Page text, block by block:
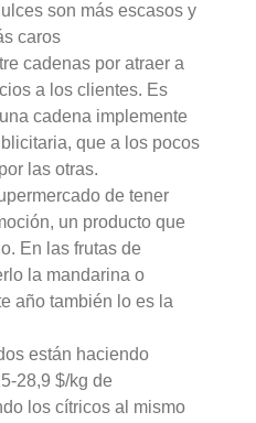
son más escasos y
caros
cadenas por atraer a
a los clientes. Es
cadena implemente
que a los pocos
las otras.
de tener
un producto que
En las frutas de
la mandarina o
año también lo es la
están haciendo
28,9 $/kg de
los cítricos al mismo